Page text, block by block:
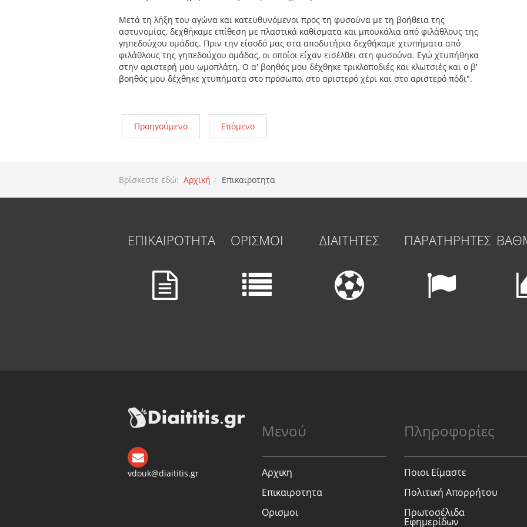
Μετά τη λήξη του αγώνα και κατευθυνόμενοι προς τη φυσούνα με τη βοήθεια της
αστυνομίας, δεχθήκαμε επίθεση με πλαστικά καθίσματα και μπουκάλια από φιλάθλους της
γηπεδούχου ομάδας. Πριν την είσοδό μας στα αποδυτήρια δεχθήκαμε χτυπήματα από
φιλάθλους της γηπεδούχου ομάδας, οι οποίοι είχαν εισέλθει στη φυσούνα. Εγώ χτυπήθηκα
στην αριστερή μου ωμοπλάτη. Ο α' βοηθός μου δέχθηκε τρικλοποδιές και κλωτσιές και ο β'
βοηθός μου δέχθηκε χτυπήματα στο πρόσωπο, στο αριστερό χέρι και στο αριστερό πόδι".
Προηγούμενο Επόμενο
Βρίσκεστε εδώ: Αρχική Επικαιροτητα
ΕΠΙΚΑΙΡΟΤΗΤΑ ΟΡΙΣΜΟΙ ΔΙΑΙΤΗΤΕΣ ΠΑΡΑΤΗΡΗΤΕΣ
vdouk@diaititis.gr
Μενού
Αρχικη
Επικαιροτητα
Ορισμοι
Πληροφορίες
Ποιοι Είμαστε
Πολιτική Απορρήτου
Πρωτοσέλιδα
Εφημερίδων